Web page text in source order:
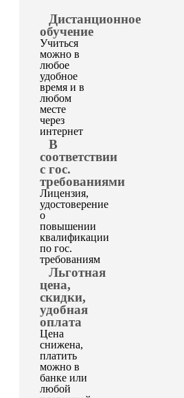
Дистанционное
обучение
Учиться
можно в
любое
удобное
время и в
любом
месте
через
интернет
В
соответствии
с гос.
требованиями
Лицензия,
удостоверение
о
повышении
квалификации
по гос.
требованиям
Льготная
цена,
скидки,
удобная
оплата
Цена
снижена,
платить
можно в
банке или
любой